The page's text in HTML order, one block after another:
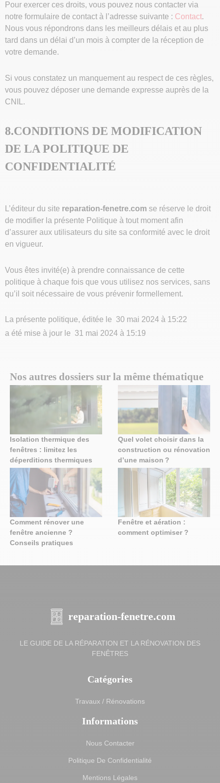
Pour exercer ces droits, vous pouvez nous contacter via
notre formulaire de contact à l’adresse suivante : Contact.
Nous vous répondrons dans les meilleurs délais et au plus
tard dans un délai d’un mois à compter de la réception de
votre demande.
Si vous constatez un manquement au respect de ces règles,
vous pouvez déposer une demande expresse auprès de la
CNIL.
8.CONDITIONS DE MODIFICATION
DE LA POLITIQUE DE
CONFIDENTIALITÉ
L’éditeur du site reparation-fenetre.com se réserve le droit
de modifier la présente Politique à tout moment afin
d’assurer aux utilisateurs du site sa conformité avec le droit
en vigueur.
Vous êtes invité(e) à prendre connaissance de cette
politique à chaque fois que vous utilisez nos services, sans
qu’il soit nécessaire de vous prévenir formellement.
La présente politique, éditée le 30 mai 2024 à 15:22
a été mise à jour le 31 mai 2024 à 15:19
Nos autres dossiers sur la même thématique
Isolation thermique des
fenêtres : limitez les
déperditions thermiques
Quel volet choisir dans la
construction ou rénovation
d’une maison ?
Comment rénover une
fenêtre ancienne ?
Conseils pratiques
Fenêtre et aération :
comment optimiser ?
reparation-fenetre.com
LE GUIDE DE LA RÉPARATION ET LA RÉNOVATION DES
FENÊTRES
Catégories
Travaux / Rénovations
Informations
Nous Contacter
Politique De Confidentialité
Mentions Légales